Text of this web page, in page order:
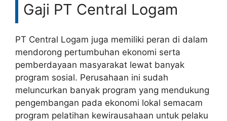
Gaji PT Central Logam
PT Central Logam juga memiliki peran di dalam
mendorong pertumbuhan ekonomi serta
pemberdayaan masyarakat lewat banyak
program sosial. Perusahaan ini sudah
meluncurkan banyak program yang mendukung
pengembangan pada ekonomi lokal semacam
program pelatihan kewirausahaan untuk pelaku